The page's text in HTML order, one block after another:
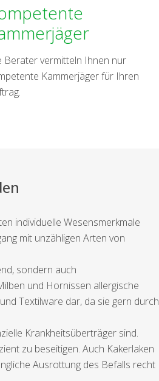
Berater vermitteln Ihnen nur
Kammerjäger für Ihren
individuelle Wesensmerkmale
mit unzähligen Arten von
sondern auch
und Hornissen allergische
Textilware dar, da sie gern durch
Krankheitsüberträger sind.
zu beseitigen. Auch Kakerlaken
Ausrottung des Befalls recht